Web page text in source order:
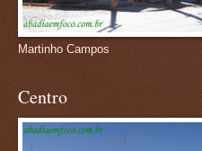
Martinho Campos
Centro